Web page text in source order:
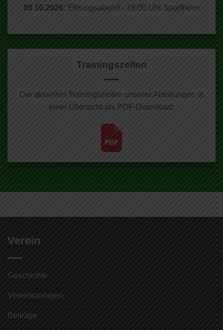
09.10.2026: Ehrungsabend - 18:00 Uhr Sportheim
Trainingszeiten
Die aktuellen Trainingszeiten unserer Abteilungen in
einer Übersicht als PDF-Download:
Verein
Geschichte
Vereinsanlagen
Beiträge